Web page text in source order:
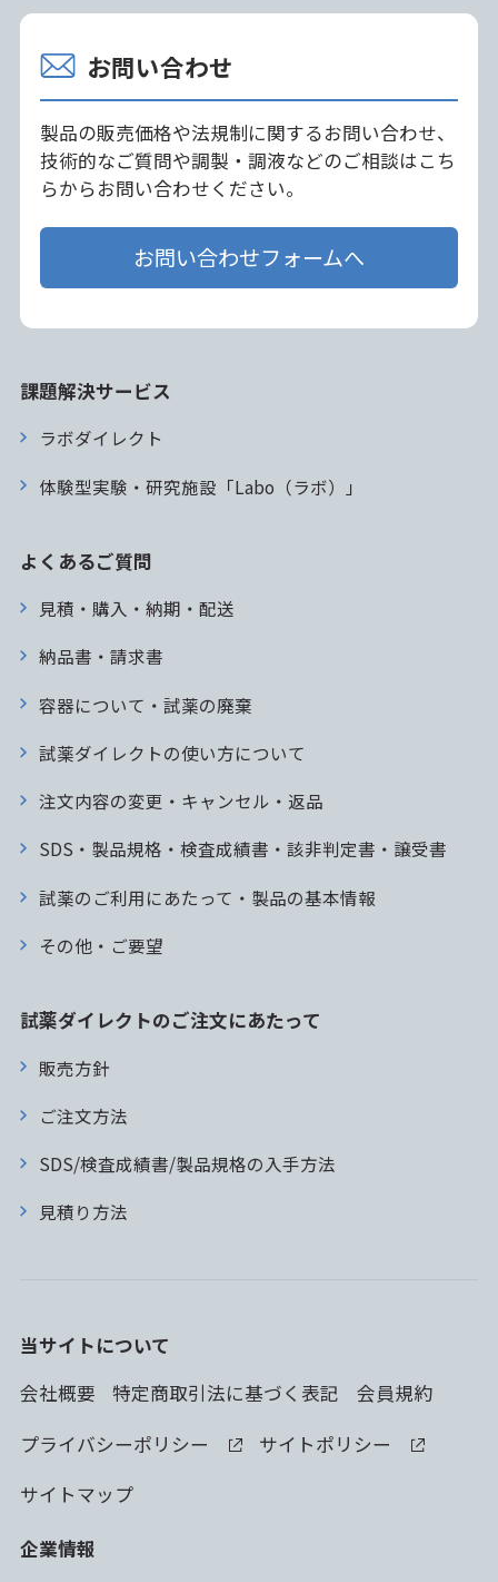
お問い合わせ
製品の販売価格や法規制に関するお問い合わせ、
技術的なご質問や調製・調液などのご相談はこち
らからお問い合わせください。
お問い合わせフォームへ
課題解決サービス
ラボダイレクト
体験型実験・研究施設「Labo（ラボ）」
よくあるご質問
見積・購入・納期・配送
納品書・請求書
容器について・試薬の廃棄
試薬ダイレクトの使い方について
注文内容の変更・キャンセル・返品
SDS・製品規格・検査成績書・該非判定書・譲受書
試薬のご利用にあたって・製品の基本情報
その他・ご要望
試薬ダイレクトのご注文にあたって
販売方針
ご注文方法
SDS/検査成績書/製品規格の入手方法
見積り方法
当サイトについて
会社概要
特定商取引法に基づく表記
会員規約
プライバシーポリシー
サイトポリシー
サイトマップ
企業情報